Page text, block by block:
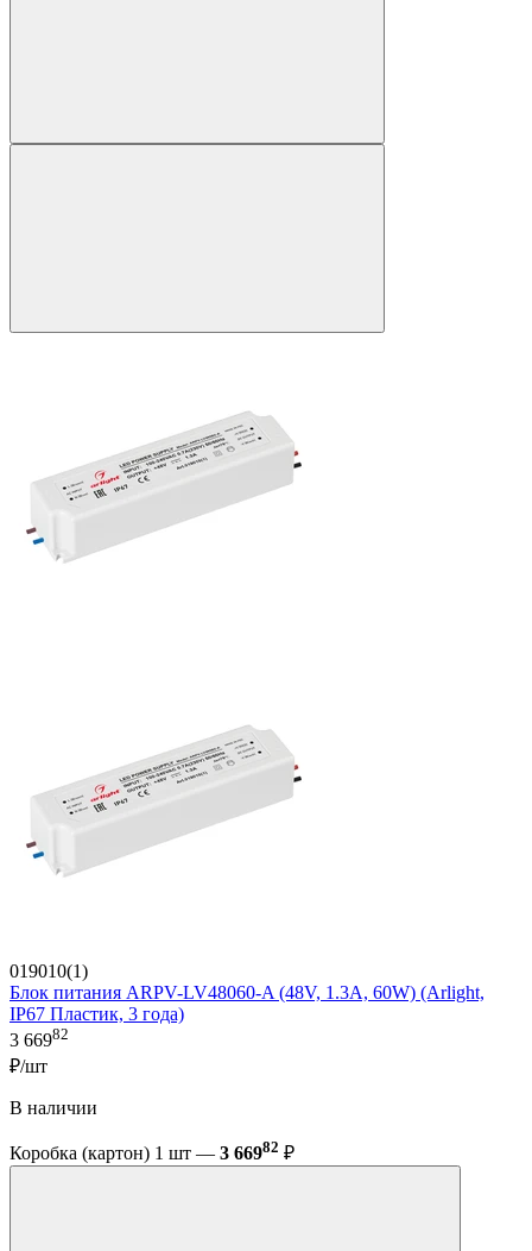
019010(1)
Блок питания ARPV-LV48060-A (48V, 1.3A, 60W) (Arlight,
IP67 Пластик, 3 года)
3 66982
₽/шт
В наличии
Коробка (картон) 1 шт — 3 66982 ₽